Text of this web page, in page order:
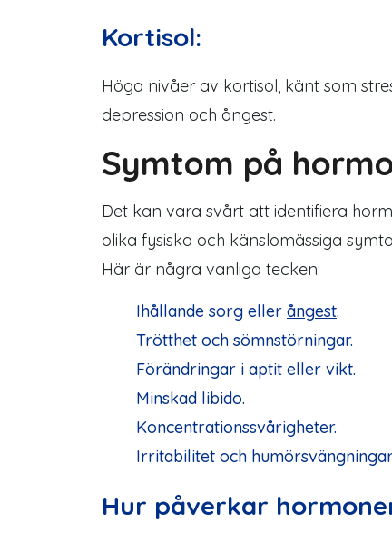
Kortisol:
Höga nivåer av kortisol, känt som
depression och ångest.
Symtom på
Det kan vara svårt att identifiera
olika fysiska och känslomässiga
Här är några vanliga tecken:
Ihållande sorg eller ångest.
Trötthet och sömnstörningar.
Förändringar i aptit eller vikt.
Minskad libido.
Koncentrationssvårigheter.
Irritabilitet och
Hur påverkar